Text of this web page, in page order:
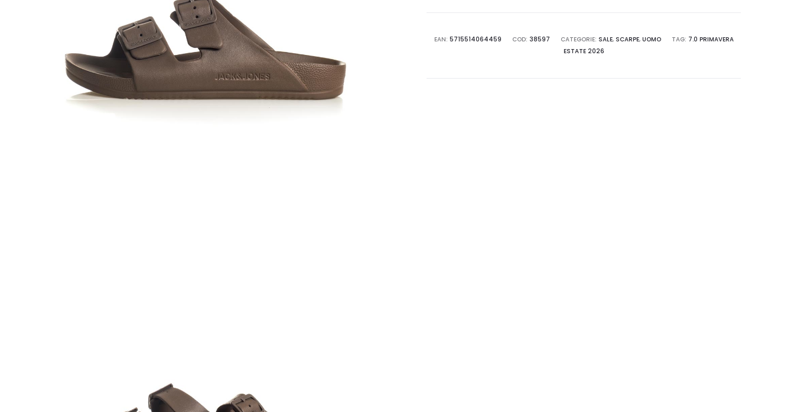
EAN: 5715514064459 COD: 38597 CATEGORIE: SALE, SCARPE, UOMO TAG: 7.0 PRIMAVERA
ESTATE 2026